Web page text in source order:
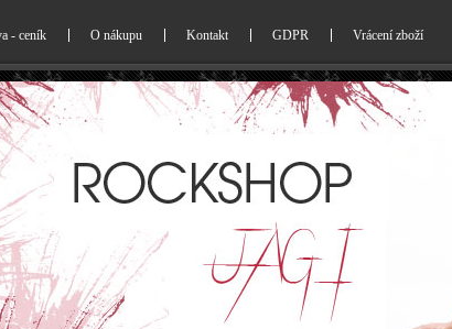
- ceník O nákupu Kontakt GDPR Vrácení zboží